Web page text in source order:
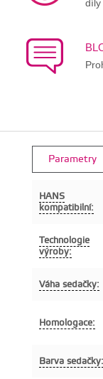
díly
Parametry
HANS
kompatibilní:
Technologie
výroby:
Váha sedačky:
Homologace:
Barva sedačky: